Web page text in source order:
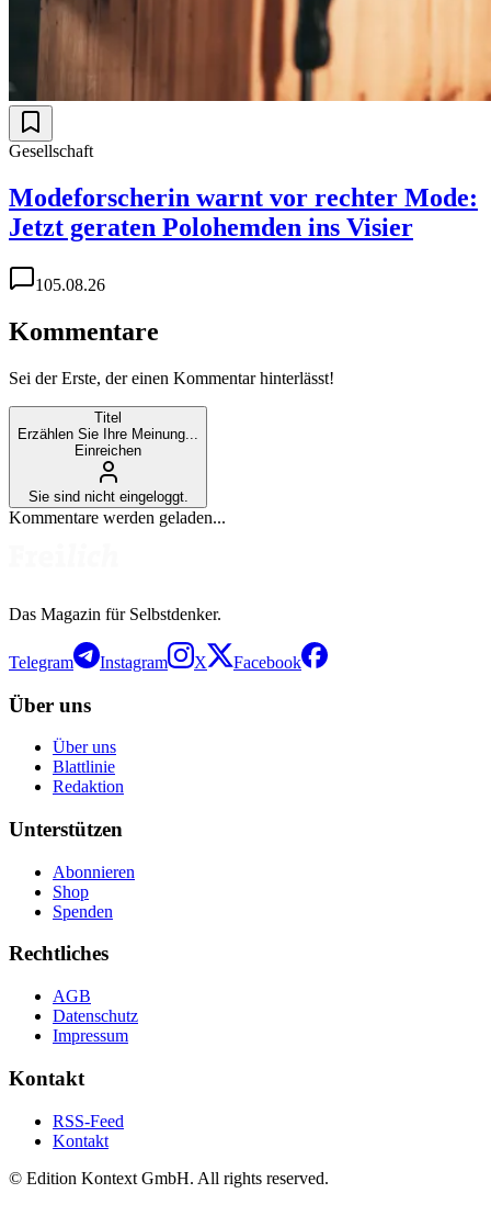
Gesellschaft
Modeforscherin warnt vor rechter Mode:
Jetzt geraten Polohemden ins Visier
105.08.26
Kommentare
Sei der Erste, der einen Kommentar hinterlässt!
Titel
Erzählen Sie Ihre Meinung...
Einreichen
Sie sind nicht eingeloggt.
Kommentare werden geladen...
Das Magazin für Selbstdenker.
Telegram Instagram X Facebook
Über uns
Über uns
Blattlinie
Redaktion
Unterstützen
Abonnieren
Shop
Spenden
Rechtliches
AGB
Datenschutz
Impressum
Kontakt
RSS-Feed
Kontakt
© Edition Kontext GmbH. All rights reserved.